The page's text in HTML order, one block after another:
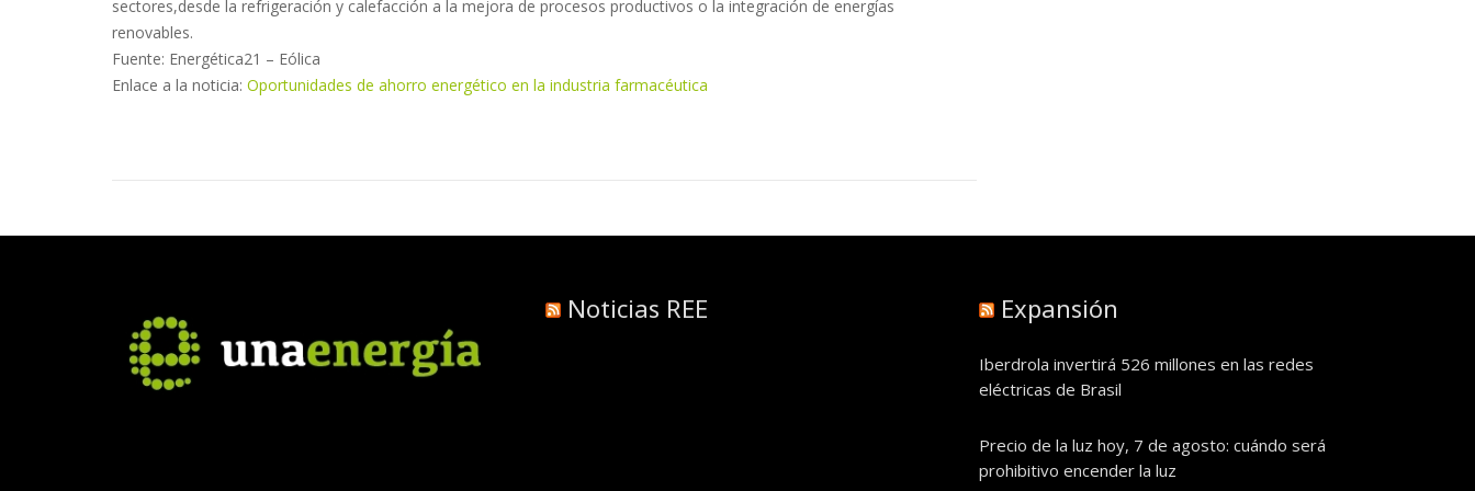
sectores,desde la refrigeración y calefacción a la mejora de procesos productivos o la integración de energías
renovables.
Fuente: Energética21 – Eólica
Enlace a la noticia: Oportunidades de ahorro energético en la industria farmacéutica
Noticias REE Expansión
Iberdrola invertirá 526 millones en las redes
eléctricas de Brasil
Precio de la luz hoy, 7 de agosto: cuándo será
prohibitivo encender la luz